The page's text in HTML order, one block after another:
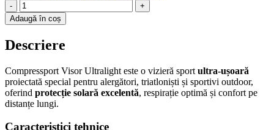
-
+
Adaugă în coș
Descriere
Compressport Visor Ultralight este o vizieră sport ultra-ușoară
proiectată special pentru alergători, triatloniști și sportivi outdoor,
oferind protecție solară excelentă, respirație optimă și confort pe
distanțe lungi.
Caracteristici tehnice